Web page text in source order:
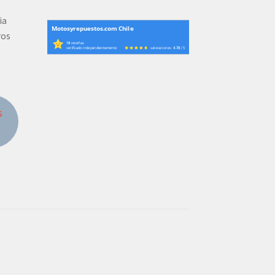
Motosyrepuestos.com Chile
18 reseñas
verificado independientemente valoraciones 4.78/ 5